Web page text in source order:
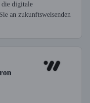
die digitale
an zukunftsweisenden